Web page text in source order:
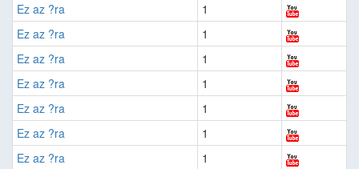
Ez az ?ra
1
Ez az ?ra
1
Ez az ?ra
1
Ez az ?ra
1
Ez az ?ra
1
Ez az ?ra
1
Ez az ?ra
1